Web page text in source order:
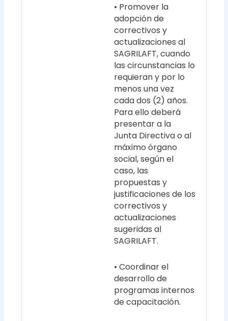
• Promover la
adopción de
correctivos y
actualizaciones al
SAGRILAFT, cuando
las circunstancias lo
requieran y por lo
menos una vez
cada dos (2) años.
Para ello deberá
presentar a la
Junta Directiva o al
máximo órgano
social, según el
caso, las
propuestas y
justificaciones de los
correctivos y
actualizaciones
sugeridas al
SAGRILAFT.
• Coordinar el
desarrollo de
programas internos
de capacitación.